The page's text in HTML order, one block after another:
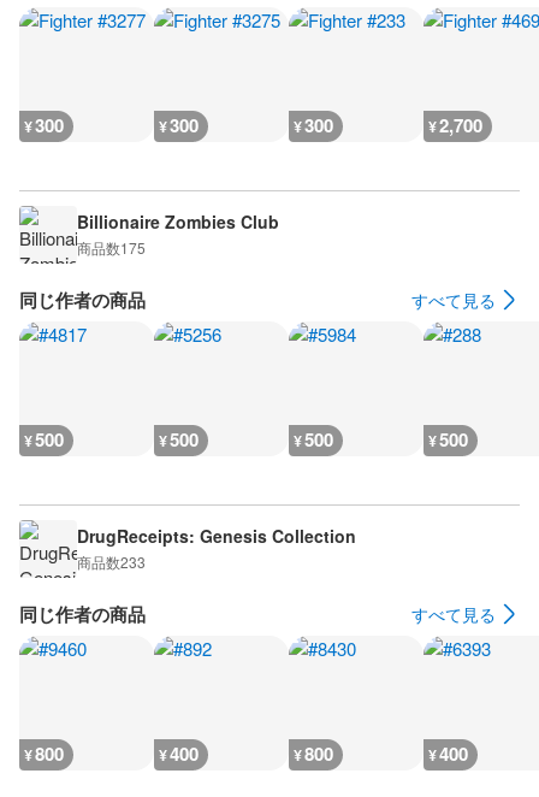
¥300 ¥300 ¥300 ¥2,700
Billionaire Zombies Club
商品数175
同じ作者の商品 すべて見る
¥500 ¥500 ¥500 ¥500
DrugReceipts: Genesis Collection
商品数233
同じ作者の商品 すべて見る
¥800 ¥400 ¥800 ¥400